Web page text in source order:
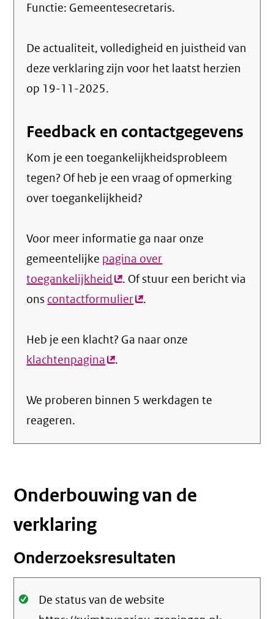
Functie: Gemeentesecretaris.
De actualiteit, volledigheid en juistheid van
deze verklaring zijn voor het laatst herzien
op 19-11-2025.
Feedback en contactgegevens
Kom je een toegankelijkheidsprobleem
tegen? Of heb je een vraag of opmerking
over toegankelijkheid?
Voor meer informatie ga naar onze
gemeentelijke pagina over
toegankelijkheid(externe
link)
. Of stuur een bericht via
ons contactformulier(externe
.
Heb je een klacht? Ga naar onze
klachtenpagina(externe
.
We proberen binnen 5 werkdagen te
reageren.
Onderbouwing van de
verklaring
Onderzoeksresultaten
Oké.
De status van de website